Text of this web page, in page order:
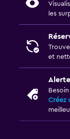
les
et
Créez